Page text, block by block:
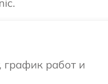
график работ и